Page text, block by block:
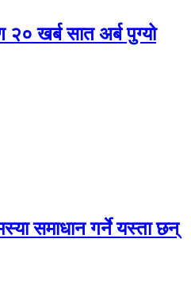
खर्ब सात अर्ब पुग्यो
समाधान गर्ने यस्ता छन्